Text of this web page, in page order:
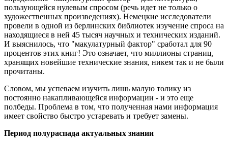
пользующейся нулевым спросом (речь идет не только о
художественных произведениях). Немецкие исследователи
провели в одной из берлинских библиотек изучение спроса на
находящиеся в ней 45 тысяч научных и технических изданий.
И выяснилось, что "макулатурный фактор" сработал для 90
процентов этих книг! Это означает, что миллионы страниц,
хранящих новейшие технические знания, никем так и не были
прочитаны.
Словом, мы успеваем изучить лишь малую толику из
постоянно накапливающейся информации - и это еще
полбеды. Проблема в том, что полученная нами информация
имеет свойство быстро устаревать и требует замены.
Период полураспада актуальных знании